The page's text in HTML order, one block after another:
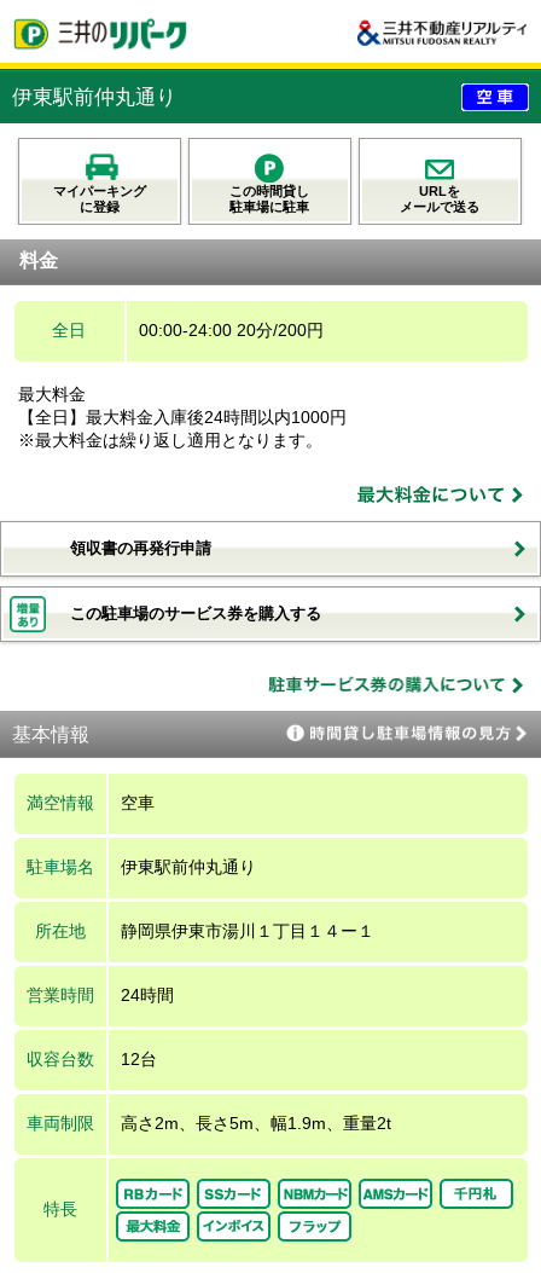
伊東駅前仲丸通り
マイパーキング
に登録
この時間貸し
駐車場に駐車
URLを
メールで送る
料金
全日 00:00-24:00 20分/200円
最大料金
【全日】最大料金入庫後24時間以内1000円
※最大料金は繰り返し適用となります。
領収書の再発行申請
この駐車場のサービス券を購入する
基本情報
満空情報 空車
駐車場名 伊東駅前仲丸通り
所在地 静岡県伊東市湯川１丁目１４ー１
営業時間 24時間
収容台数 12台
車両制限 高さ2m、長さ5m、幅1.9m、重量2t
特長